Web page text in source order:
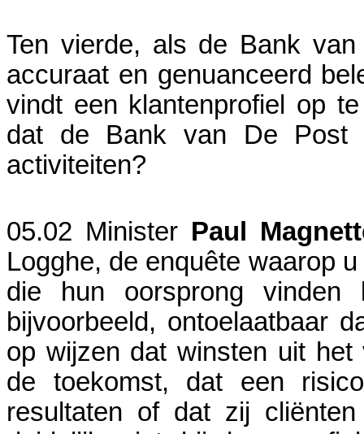
Ten vierde, als de Bank
accuraat en genuanceerd
vindt een klantenprofiel op
dat de Bank van De
activiteiten?
05.02 Minister Paul
Logghe, de enquête waarop
die hun oorsprong
bijvoorbeeld, ontoelaatbaar
op wijzen dat winsten uit
de toekomst, dat een
resultaten of dat zij